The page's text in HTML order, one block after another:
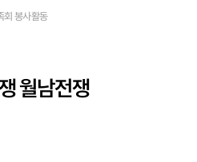
회 봉사활동
월남전쟁